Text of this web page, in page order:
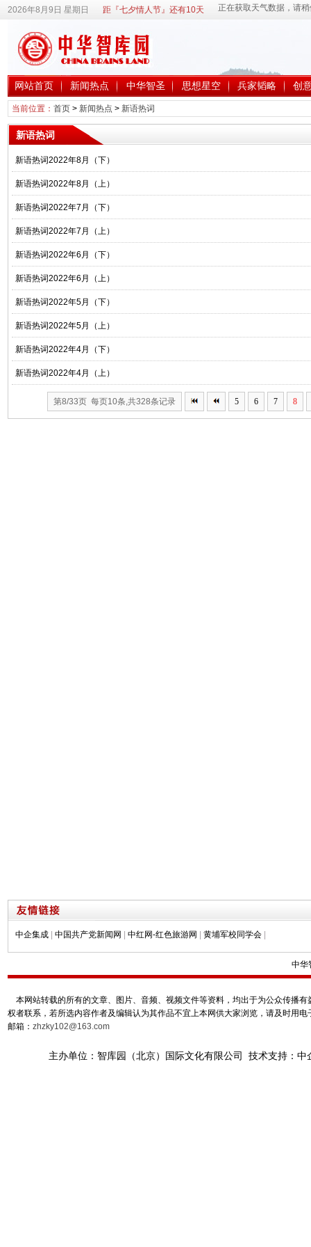
2026年8月9日 星期日 距『七夕情人节』还有10天
网站首页 新闻热点 中华智圣 思想星空 兵家韬略 创
当前位置： 首页> 新闻热点 > 新语热词
新语热词
新语热词2022年8月（下）
新语热词2022年8月（上）
新语热词2022年7月（下）
新语热词2022年7月（上）
新语热词2022年6月（下）
新语热词2022年6月（上）
新语热词2022年5月（下）
新语热词2022年5月（上）
新语热词2022年4月（下）
新语热词2022年4月（上）
第8/33页 每页10条,共328条记录 5 6 7 8
中企集成 中国共产党新闻网 中红网-红色旅游网 黄埔军校同学会
中华
本网站转载的所有的文章、图片、音频、视频文件等资料，均出于为公众传播
权者联系，若所选内容作者及编辑认为其作品不宜上本网供大家浏览，请及时用
邮箱： zhzky102@163.com
主办单位：智库园（北京）国际文化有限公司 技术支持：